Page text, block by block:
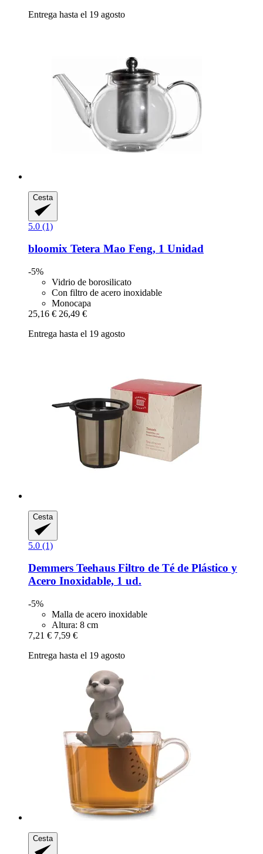
Entrega hasta el 19 agosto
Cesta
5.0 (1)
bloomix Tetera Mao Feng, 1 Unidad
-5%
Vidrio de borosilicato
Con filtro de acero inoxidable
Monocapa
25,16 € 26,49 €
Entrega hasta el 19 agosto
Cesta
5.0 (1)
Demmers Teehaus Filtro de Té de Plástico y
Acero Inoxidable, 1 ud.
-5%
Malla de acero inoxidable
Altura: 8 cm
7,21 € 7,59 €
Entrega hasta el 19 agosto
Cesta